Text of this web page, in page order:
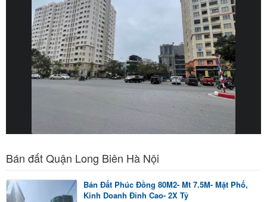
Bán đất Quận Long Biên Hà Nội
Bán Đất Phúc Đồng 80M2- Mt 7.5M- Mặt Phố,
Kinh Doanh Đỉnh Cao- 2X Tỷ